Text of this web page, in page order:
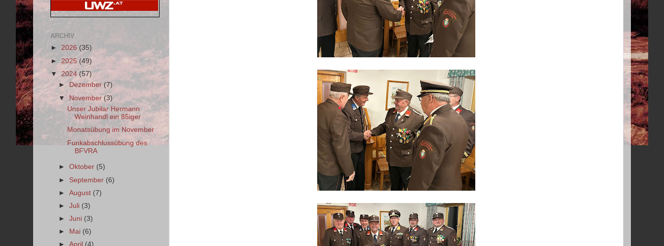
ARCHIV
► 2026 (35)
► 2025(49)
▼2024(57)
► Dezember(7)
▼ November(3)
Unser Jubilar Hermann
Weinhandl ein 85iger
Monatsübung im November
Funkabschlussübung des
BFVRA
►Oktober (5)
► September (6)
►August (7)
►Juli (3)
►Juni (3)
►
Mai (6)
►April (4)